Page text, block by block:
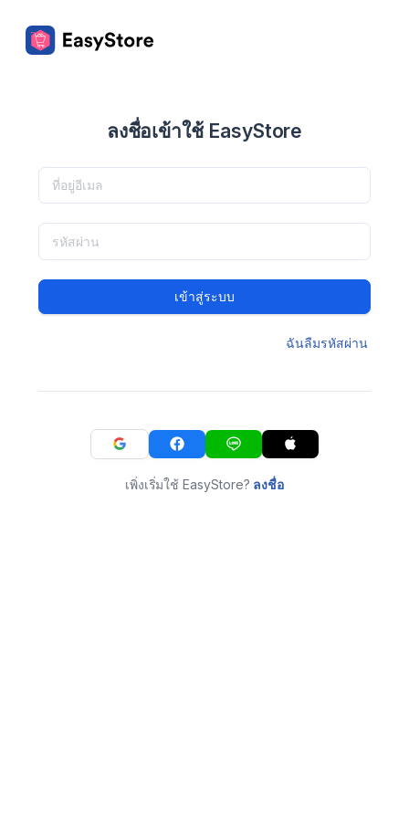
ลงชื่อเข้าใช้ EasyStore
เข้าสู่ระบบ
ฉันลืมรหัสผ่าน
เพิ่งเริ่มใช้ EasyStore? ลงชื่อ